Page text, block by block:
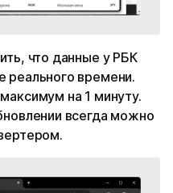
что данные у РБК
реального времени.
на 1 минуту.
всегда можно